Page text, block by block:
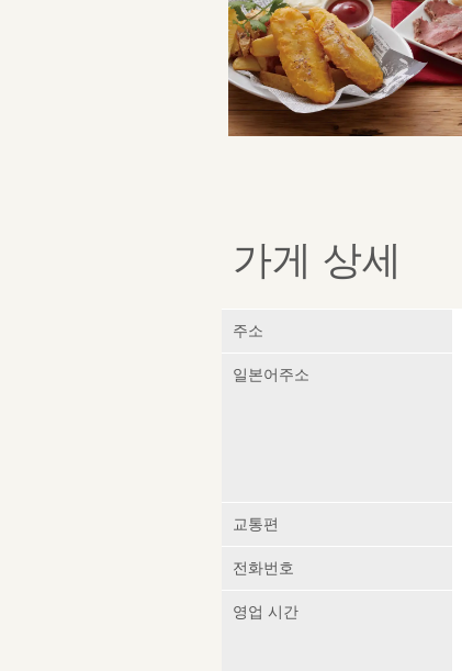
가게 상세
주소
일본어주소
교통편
전화번호
영업 시간